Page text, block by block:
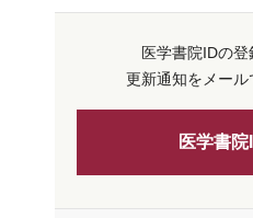
医学書院IDの登
更新通知をメール
医学書